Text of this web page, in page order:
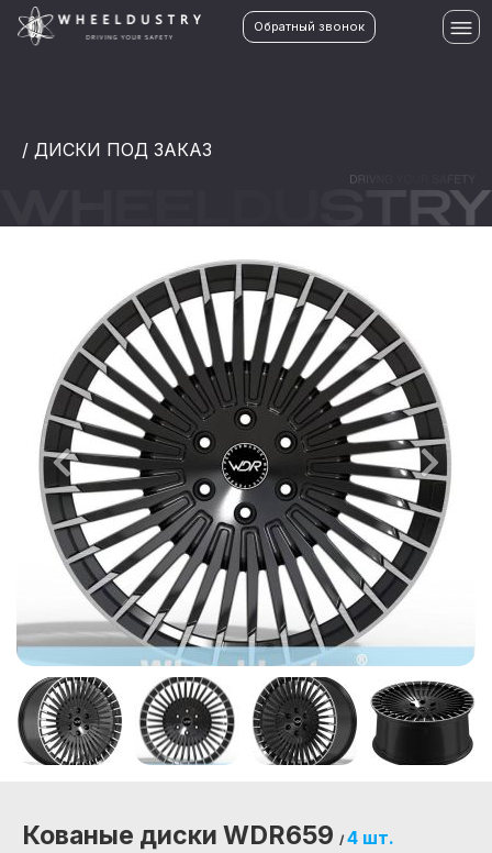
Обратный звонок
/ ДИСКИ ПОД ЗАКАЗ
Кованые диски WDR659 / 4 шт.